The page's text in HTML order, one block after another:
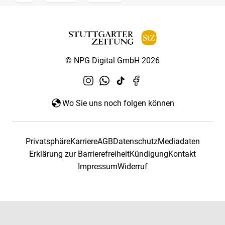
© NPG Digital GmbH 2026
Wo Sie uns noch folgen können
PrivatsphäreKarriereAGBDatenschutzMediadaten
Erklärung zur BarrierefreiheitKündigungKontakt
ImpressumWiderruf